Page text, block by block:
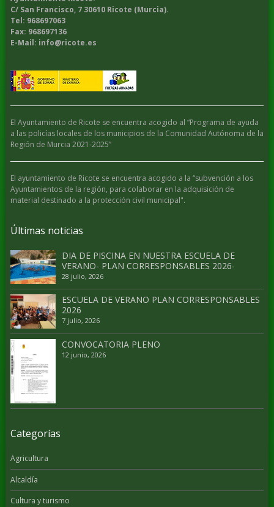
C/ San Francisco, 7 30610 Ricote (Murcia).
Tel: 968697063
Fax: 968697136
E-Mail: info@ricote.es
El Ayuntamiento de Ricote se encuentra acogido al “Programa de ayuda
a las policías locales de los municipios de la Comunidad Autónoma de la
Región de Murcia 2021-2025”
El ayuntamiento de Ricote se encuentra acogido a la “subvención a los
Ayuntamientos de la región, para colaborar en la adquisición de
material destinado a la protección civil municipal".
Últimas noticias
DIA DE PISCINA EN NUESTRA ESCUELA DE
VERANO- PLAN CORRESPONSABLES 2026-
28 julio, 2026
ESCUELA DE VERANO PLAN CORRESPONSABLES
2026
7 julio, 2026
CONVOCATORIA PLENO
12 junio, 2026
Categorías
Agricultura
Alcaldía
Cultura y turismo